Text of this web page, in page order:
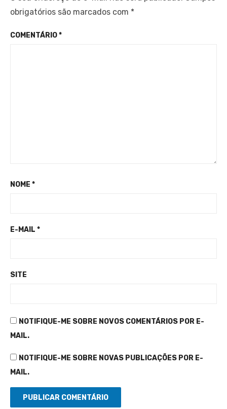
obrigatórios são marcados com *
COMENTÁRIO*
NOME *
E-MAIL *
SITE
NOTIFIQUE-ME SOBRE NOVOS COMENTÁRIOS POR E-
MAIL.
NOTIFIQUE-ME SOBRE NOVAS PUBLICAÇÕES POR E-
MAIL.